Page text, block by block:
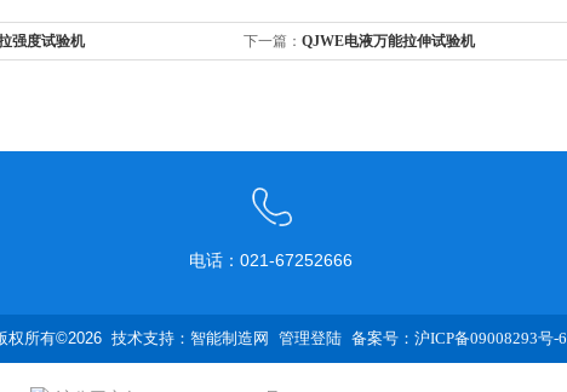
强度试验机 下一篇： QJWE电液万能拉伸试验机
电话：021-67252666
权所有©2026 技术支持： 智能制造网 管理登陆 备案号：沪ICP备09008293号-6